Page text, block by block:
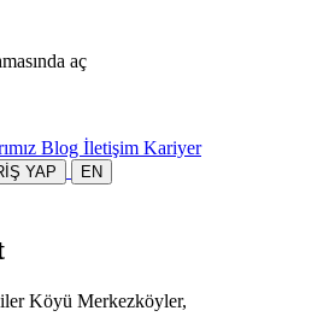
aç
Blog İletişim Kariyer
YAP EN
Köyü Merkezköyler,